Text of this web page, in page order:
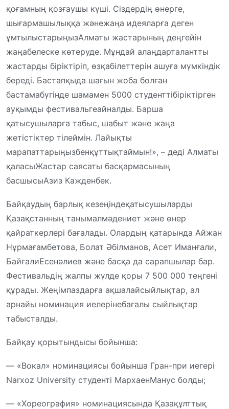
қоғамның қозғаушы күші. Сіздердің өнерге,
шығармашылыққа жәнежаңа идеяларға деген
ұмтылыстарыңызАлматы жастарының деңгейін
жаңабелеске көтеруде. Мұндай алаңдарталантты
жастарды біріктіріп, өзқабілеттерін ашуға мүмкіндік
береді. Бастапқыда шағын жоба болған
бастамабүгінде шамамен 5000 студенттібіріктірген
ауқымды фестивальгеайналды. Барша
қатысушыларға табыс, шабыт және жаңа
жетістіктер тілеймін. Лайықты
марапаттарыңызбенқұттықтаймын!», – деді Алматы
қаласыЖастар саясаты басқармасының
басшысыАзиз Кажденбек.
Байқаудың барлық кезеңіндеқатысушыларды
Қазақстанның танымалмәдениет және өнер
қайраткерлері бағалады. Олардың қатарында Айжан
Нұрмағамбетова, Болат Әбілманов, Асет Иманғали,
БайғалиЕсенәлиев және басқа да сарапшылар бар.
Фестивальдің жалпы жүлде қоры 7 500 000 теңгені
құрады. Жеңімпаздарға ақшалайсыйлықтар, ал
арнайы номинация иелерінебағалы сыйлықтар
табысталды.
Байқау қорытындысы бойынша:
— «Вокал» номинациясы бойынша Гран-при иегері
Narxoz University студенті МархаенМанус болды;
— «Хореография» номинациясында Қазақұлттық